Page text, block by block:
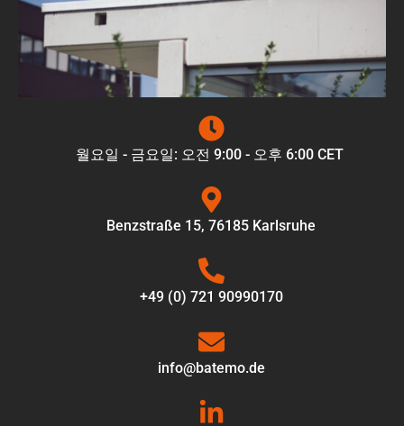
월요일 - 금요일: 오전 9:00 - 오후 6:00 CET
Benzstraße 15, 76185 Karlsruhe
+49 (0) 721 90990170
info@batemo.de